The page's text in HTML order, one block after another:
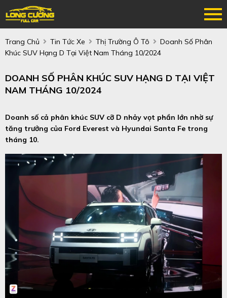
Trang Chủ Tin Tức Xe Thị Trường Ô Tô
Doanh Số Phân
Khúc SUV Hạng D Tại Việt Nam Tháng 10/2024
DOANH SỐ PHÂN KHÚC SUV HẠNG D TẠI VIỆT
NAM THÁNG 10/2024
Doanh số cả phân khúc SUV cỡ D nhảy vọt phần lớn nhờ sự
tăng trưởng của Ford Everest và Hyundai Santa Fe trong
tháng 10.